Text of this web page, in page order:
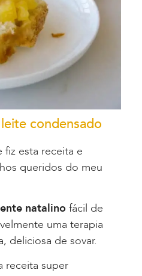
condensado
esta receita e
queridos do meu
natalino fácil de
uma terapia
deliciosa de sovar.
receita super